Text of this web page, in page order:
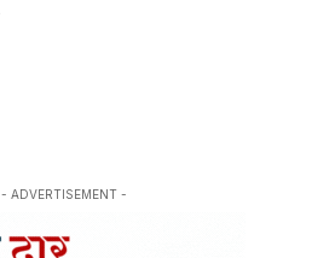
- ADVERTISEMENT -